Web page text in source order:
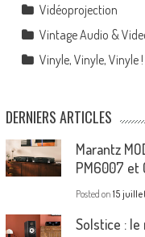
Vidéoprojection
Vintage Audio &
Vinyle, Vinyle, Vinyle !
DERNIERS ARTICLES
Marantz
PM6007 et
Posted on 15
Solstice :